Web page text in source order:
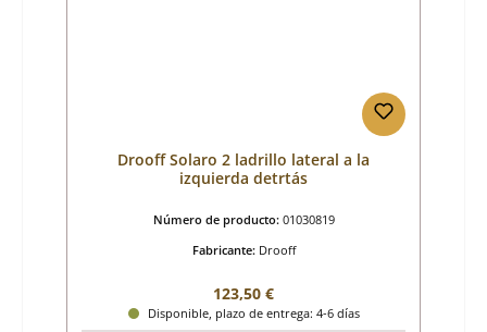
Drooff Solaro 2 ladrillo lateral a la
izquierda detrtás
Número de producto: 01030819
Fabricante: Drooff
Precio normal:
123,50 €
Disponible, plazo de entrega: 4-6 días